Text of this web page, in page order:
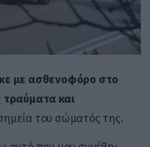
με ασθενοφόρο στο
τραύματα και
του σώματός της.